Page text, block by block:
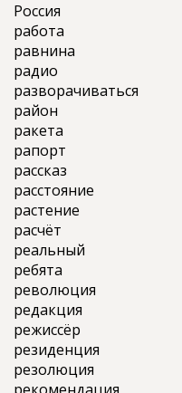
Россия
работа
равнина
радио
разворачиваться
район
ракета
рапорт
рассказ
расстояние
растение
расчёт
реальный
ребята
революция
редакция
режиссёр
резиденция
резолюция